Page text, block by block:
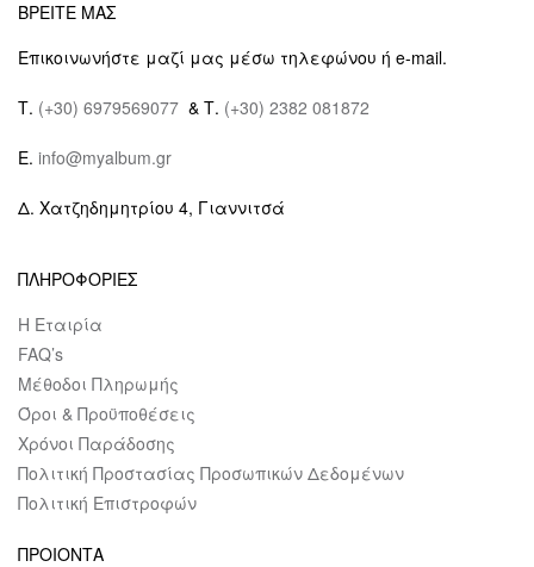
ΒΡΕΙΤΕ ΜΑΣ
Επικοινωνήστε μαζί μας μέσω τηλεφώνου ή e-mail.
Τ. (+30) 6979569077 & Τ. (+30) 2382 081872
E. info@myalbum.gr
Δ. Χατζηδημητρίου 4, Γιαννιτσά
ΠΛΗΡΟΦΟΡΙΕΣ
Η Εταιρία
FAQ’s
Μέθοδοι Πληρωμής
Όροι & Προϋποθέσεις
Χρόνοι Παράδοσης
Πολιτική Προστασίας Προσωπικών Δεδομένων
Πολιτική Επιστροφών
ΠΡΟΙΟΝΤΑ